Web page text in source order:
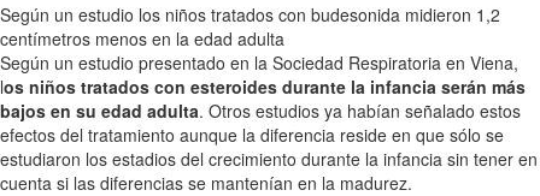
Según un estudio los niños tratados con budesonida midieron 1,2
centímetros menos en la edad adulta
Según un estudio presentado en la Sociedad Respiratoria en Viena,
los niños tratados con esteroides durante la infancia serán más
bajos en su edad adulta. Otros estudios ya habían señalado estos
efectos del tratamiento aunque la diferencia reside en que sólo se
estudiaron los estadios del crecimiento durante la infancia sin tener en
cuenta si las diferencias se mantenían en la madurez.